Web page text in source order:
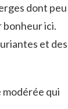
dont peu
bonheur ici.
et des
qui